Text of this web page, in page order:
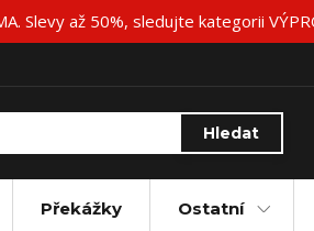
Slevy až 50%, sledujte kategorii
Hledat
Překážky Ostatní